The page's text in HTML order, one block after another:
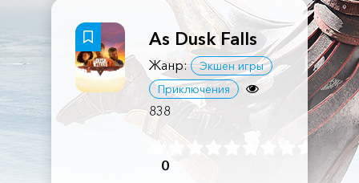
As Dusk Falls
Жанр:
Экшен игры
Приключения
838
0